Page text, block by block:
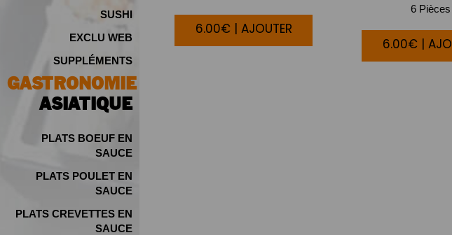
SUSHI
EXCLU WEB
SUPPLÉMENTS
GASTRONOMIE
ASIATIQUE
PLATS BOEUF EN
SAUCE
PLATS POULET EN
SAUCE
PLATS CREVETTES EN
SAUCE
6.00€ | AJOUTER
6 Pièces
6.00€ |